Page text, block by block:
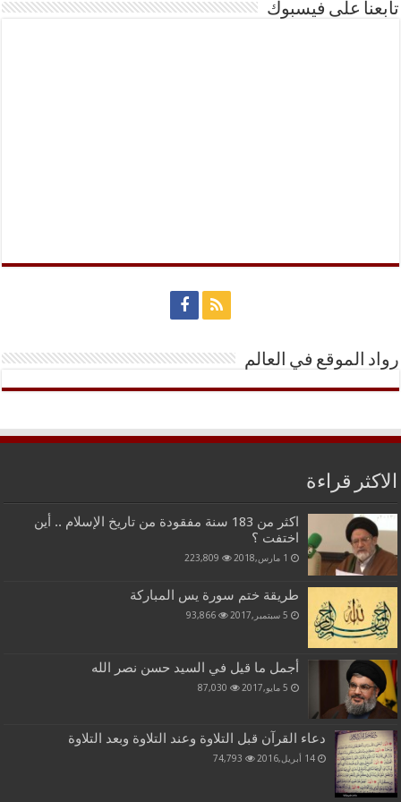
تابعنا على فيسبوك
رواد الموقع في العالم
الاكثر قراءة
اكثر من 183 سنة مفقودة من تاريخ الإسلام .. أين
اختفت ؟
1 مارس,2018 223,809
طريقة ختم سورة يس المباركة
5 سبتمبر,2017 93,866
أجمل ما قيل في السيد حسن نصر الله
5 مايو,2017 87,030
دعاء القرآن قبل التلاوة وعند التلاوة وبعد التلاوة
14 أبريل,2016 74,793